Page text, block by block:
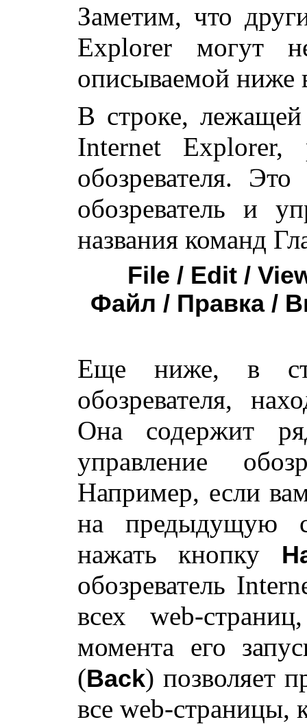
Заметим, что
Explorer могут
описываемой ниже
В строке, лежащей
Internet Explorer,
обозревателя.
обозреватель и
названия команд
File / Edit /
Файл / Правка /
Еще ниже, в
обозревателя,
Она содержит
управление
Например, если
на предыдущую
нажать кнопку
обозреватель
всех web-
момента его
(Back) позволяет
все web-страницы,